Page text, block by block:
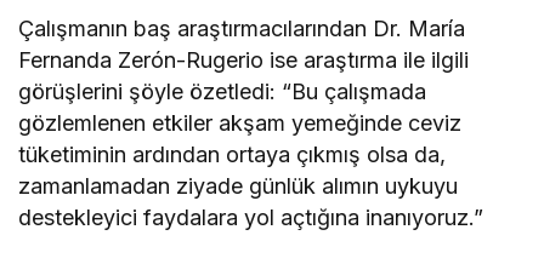
Çalışmanın baş araştırmacılarından Dr. María
Fernanda Zerón-Rugerio ise araştırma ile ilgili
görüşlerini şöyle özetledi: “Bu çalışmada
gözlemlenen etkiler akşam yemeğinde ceviz
tüketiminin ardından ortaya çıkmış olsa da,
zamanlamadan ziyade günlük alımın uykuyu
destekleyici faydalara yol açtığına inanıyoruz.”